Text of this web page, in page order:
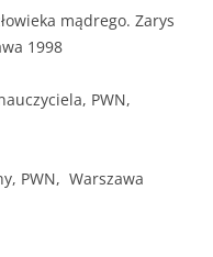
mądrego. Zarys
1998
PWN,
PWN, Warszawa